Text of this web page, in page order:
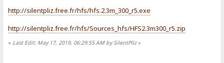
http://silentpliz.free.fr/hfs/hfs.2.3m_300_r5.exe
http://silentpliz.free.fr/hfs/Sources_hfs/HFS2.3m300_r5.zip
« Last Edit: May 17, 2019, 06:29:55 AM by SilentPliz»